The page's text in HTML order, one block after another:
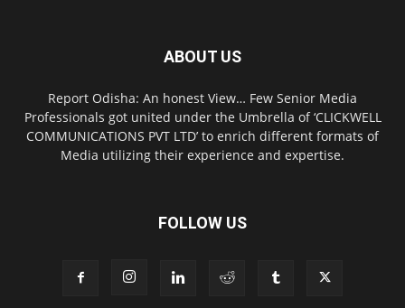
ABOUT US
Report Odisha: An honest View… Few Senior Media
Professionals got united under the Umbrella of ‘CLICKWELL
COMMUNICATIONS PVT LTD’ to enrich different formats of
Media utilizing their experience and expertise.
FOLLOW US